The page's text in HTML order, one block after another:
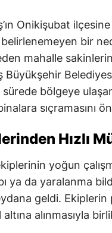
Onikişubat
bir
mahalle
Büyükşehir
sürede bölgeye
sıçramasını
Hızlı
yoğun
ya da yaralanma
geldi.
alınmasıyla